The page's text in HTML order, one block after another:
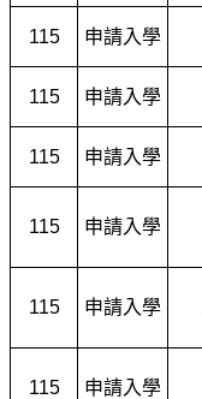
115 申請入學
115 申請入學
115 申請入學
115 申請入學
115 申請入學
115 申請入學